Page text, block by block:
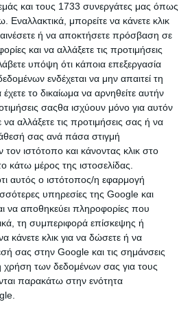
και τους 1733 συνεργάτες μας όπως
Εναλλακτικά, μπορείτε να κάνετε κλικ
ή να αποκτήσετε πρόσβαση σε
και να αλλάξετε τις προτιμήσεις
υπόψη ότι κάποια επεξεργασία
ενδέχεται να μην απαιτεί τη
το δικαίωμα να αρνηθείτε αυτήν
σαςθα ισχύουν μόνο για αυτόν
αλλάξετε τις προτιμήσεις σας ή να
σας ανά πάσα στιγμή
ιστότοπο και κάνοντας κλικ στο
μέρος της ιστοσελίδας.
αυτός ο ιστότοπος/η εφαρμογή
υπηρεσίες της Google και
να αποθηκεύει πληροφορίες που
τη συμπεριφορά επίσκεψης ή
κάνετε κλικ για να δώσετε ή να
σας στην Google και τις σημάνσεις
χρήση των δεδομένων σας για τους
παρακάτω στην ενότητα
μάρκας vizavi, έτοιμη. Τιμή